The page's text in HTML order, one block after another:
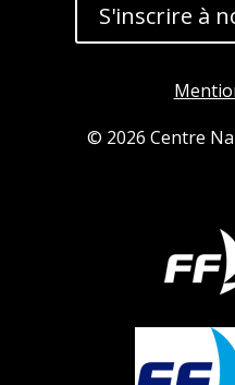
S'inscrire à
© 2026 Centre